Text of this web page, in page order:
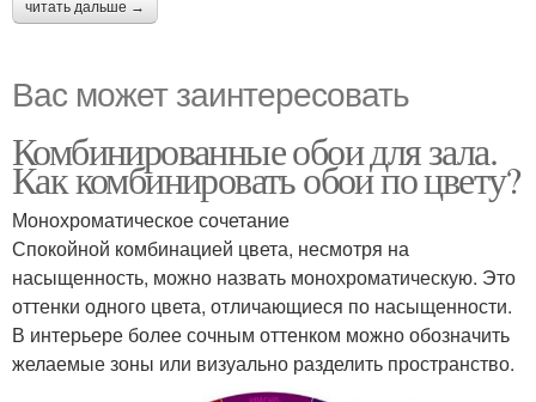
читать дальше →
Вас может заинтересовать
Комбинированные обои для зала.
Как комбинировать обои по цвету?
Монохроматическое сочетание
Спокойной комбинацией цвета, несмотря на
насыщенность, можно назвать монохроматическую. Это
оттенки одного цвета, отличающиеся по насыщенности.
В интерьере более сочным оттенком можно обозначить
желаемые зоны или визуально разделить пространство.